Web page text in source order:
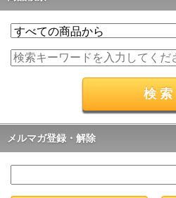
メルマガ登録・解除